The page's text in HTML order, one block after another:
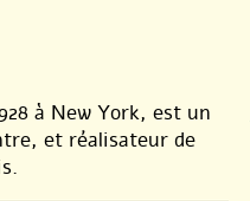
à New York, est un
et réalisateur de